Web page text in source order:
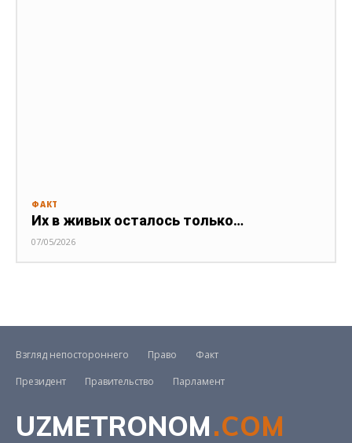
ФАКТ
Их в живых осталось только…
07/05/2026
Взгляд непостороннего Право
Факт
Президент
Правительство Парламент
UZMETRONOM.COM